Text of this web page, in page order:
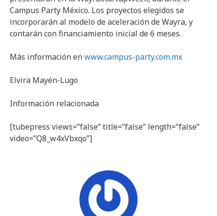
Campus Party México. Los proyectos elegidos se
incorporarán al modelo de aceleración de Wayra, y
contarán con financiamiento inicial de 6 meses.
Más información enwww.campus-party.com.mx
Elvira Mayén-Lugo
Información relacionada
[tubepress views=”false” title=”false” length=”false”
video=”Q8_w4xVbxqo”]